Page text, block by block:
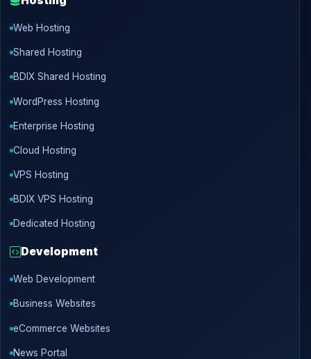
Web Hosting
Shared Hosting
BDIX Shared Hosting
WordPress Hosting
Enterprise Hosting
Cloud Hosting
VPS Hosting
BDIX VPS Hosting
Dedicated Hosting
Development
Web Development
Business Websites
eCommerce Websites
News Portal